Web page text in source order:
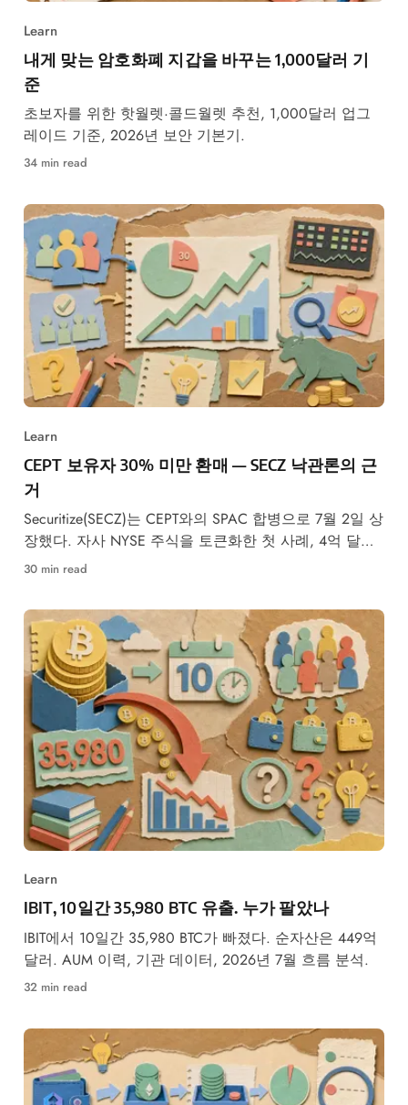
Learn
내게 맞는 암호화폐 지갑을 바꾸는 1,000달러 기
준
초보자를 위한 핫월렛·콜드월렛 추천, 1,000달러 업그
레이드 기준, 2026년 보안 기본기.
34 min read
Learn
CEPT 보유자 30% 미만 환매 — SECZ 낙관론의 근
거
Securitize(SECZ)는 CEPT와의 SPAC 합병으로 7월 2일 상
장했다. 자사 NYSE 주식을 토큰화한 첫 사례, 4억 달러
조달.
30 min read
Learn
IBIT, 10일간 35,980 BTC 유출. 누가 팔았나
IBIT에서 10일간 35,980 BTC가 빠졌다. 순자산은 449억
달러. AUM 이력, 기관 데이터, 2026년 7월 흐름 분석.
32 min read